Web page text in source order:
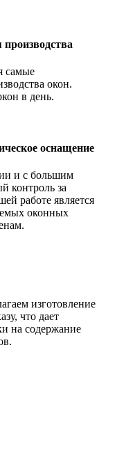
самые
окон.
в день.
оснащение
и с большим
контроль за
работе является
оконных
изготовление
что дает
на содержание